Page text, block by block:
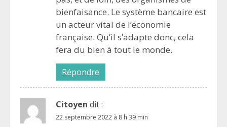
bienfaisance. Le système bancaire est
un acteur vital de l’économie
française. Qu’il s’adapte donc, cela
fera du bien à tout le monde.
Répondre
Citoyen dit :
22 septembre 2022 à 8 h 39 min